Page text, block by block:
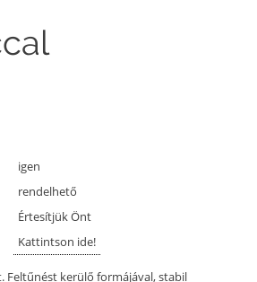
igen
rendelhető
Értesítjük Önt
Kattintson ide!
Feltűnést kerülő formájával, stabil